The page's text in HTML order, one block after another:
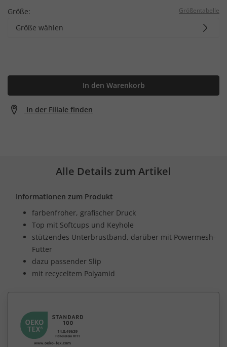
Größe: Größentabelle
Größe wählen
In den Warenkorb
In der Filiale finden
Alle Details zum Artikel
Informationen zum Produkt
farbenfroher, grafischer Druck
Top mit Softcups und Keyhole
stützendes Unterbrustband, darüber mit Powermesh-
Futter
dazu passender Slip
mit recyceltem Polyamid